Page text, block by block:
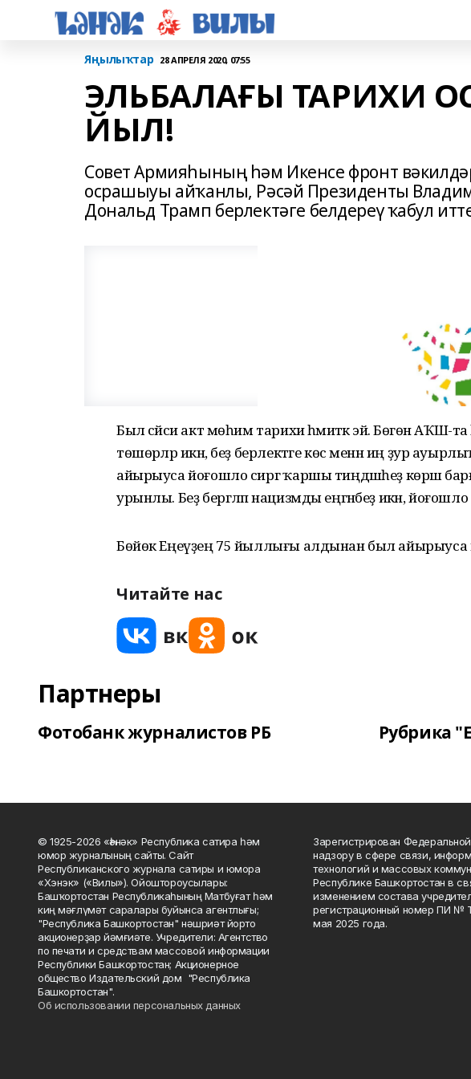
Яңылыҡтар 28 АПРЕЛЯ 2020, 07:55
ЭЛЬБАЛАҒЫ ТАРИХИ
ЙЫЛ!
Совет Армияһының һәм Икенсе фронт
осрашыуы айҡанлы, Рәсәй Президенты
Дональд Трамп берлектәге белдереү ҡабул
Был сәйәси акт мөһим тарихи әһәмиәткә эйә. Бөгөн АҠШ-
төшөрәләр икән, беҙ берлектәге көс менән иң ҙур
айырыуса йоғошло сиргә ҡаршы тиңдәшһеҙ көрәш
урынлы. Беҙ бергәләп нацизмды еңгәнбеҙ икән, йоғошло
Бөйөк Еңеүҙең 75 йыллығы алдынан был
Читайте нас
Партнеры
Фотобанк журналистов РБ Рубрика
© 1925-2026 «Һәнәк» Республика сатира һәм
юмор журналының сайты. Сайт
Республиканского журнала сатиры и юмора
«Хэнэк» («Вилы»). Ойоштороусылары:
Башҡортостан Республикаһының Матбуғат һәм
киң мәғлүмәт саралары буйынса агентлығы;
"Республика Башкортостан" нәшриәт йорто
акционерҙар йәмғиәте. Учредители: Агентство
по печати и средствам массовой информации
Республики Башкортостан; Акционерное
общество Издательский дом "Республика
Башкортостан".
Об использовании персональных данных
Зарегистрирован
надзору в сфере связи,
технологий и массовых
Республике Башкортостан в
изменением состава
регистрационный номер ПИ №
мая 2025 года.